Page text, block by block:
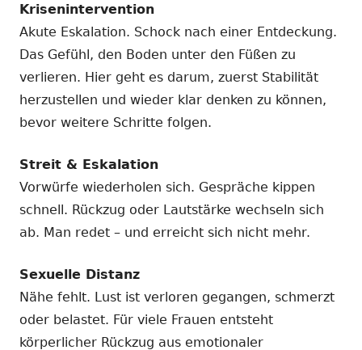
Krisenintervention
Akute Eskalation. Schock nach einer Entdeckung.
Das Gefühl, den Boden unter den Füßen zu
verlieren. Hier geht es darum, zuerst Stabilität
herzustellen und wieder klar denken zu können,
bevor weitere Schritte folgen.
Streit & Eskalation
Vorwürfe wiederholen sich. Gespräche kippen
schnell. Rückzug oder Lautstärke wechseln sich
ab. Man redet – und erreicht sich nicht mehr.
Sexuelle Distanz
Nähe fehlt. Lust ist verloren gegangen, schmerzt
oder belastet. Für viele Frauen entsteht
körperlicher Rückzug aus emotionaler